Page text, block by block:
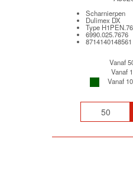
Scharnierpen
Dulimex DX
Type H1PEN.76
6990.025.7676
8714140148561
Vanaf
Vanaf 1
Vanaf